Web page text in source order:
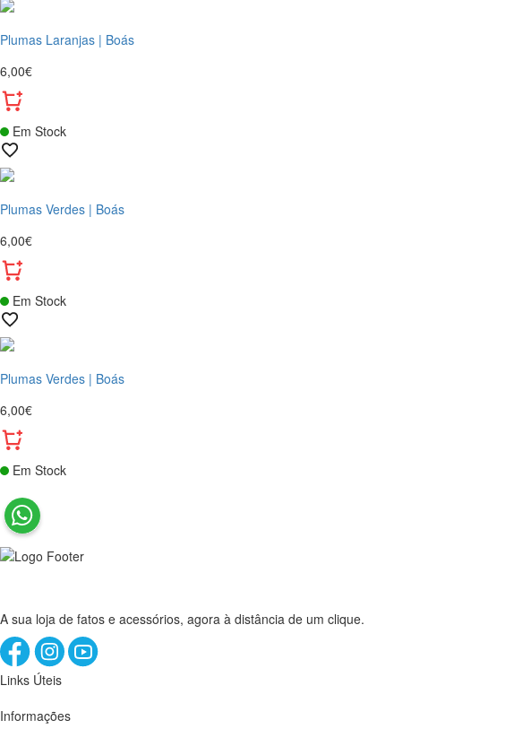
Plumas Laranjas | Boás
6,00€
Em Stock
Plumas Verdes | Boás
6,00€
Em Stock
Plumas Verdes | Boás
6,00€
Em Stock
A sua loja de fatos e acessórios, agora à distância de um clique.
Links Úteis
Informações